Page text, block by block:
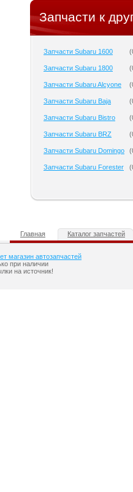
Запчасти к
Запчасти Subaru 1600 (
Запчасти Subaru 1800 (
Запчасти Subaru Alcyone (
Запчасти Subaru Baja (
Запчасти Subaru Bistro (
Запчасти Subaru BRZ (
Запчасти Subaru Domingo (
Запчасти Subaru Forester (
Главная Каталог запчастей
магазин автозапчастей
при наличии
на источник!